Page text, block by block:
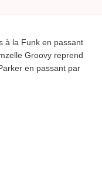
à la Funk en passant
Groovy reprend
en passant par